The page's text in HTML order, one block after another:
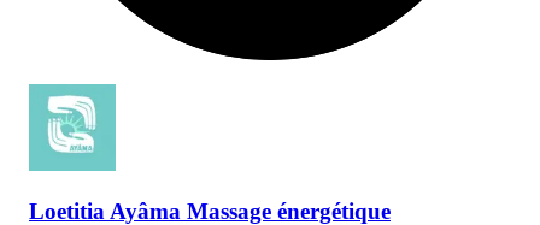
Loetitia Ayâma Massage énergétique